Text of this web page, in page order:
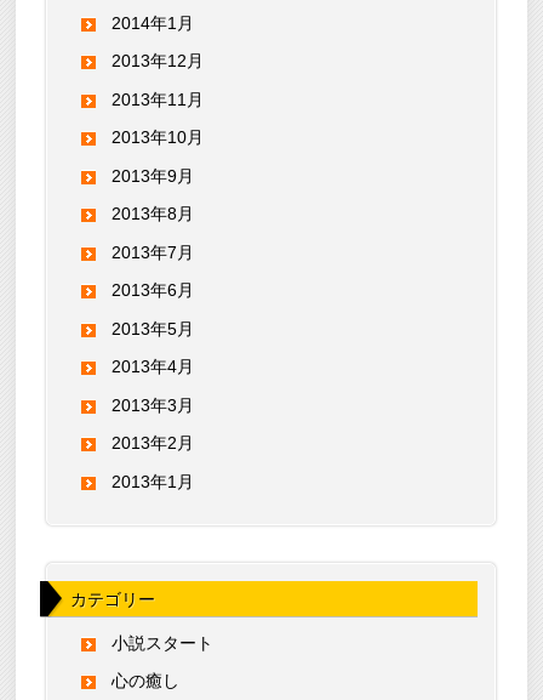
2014年1月
2013年12月
2013年11月
2013年10月
2013年9月
2013年8月
2013年7月
2013年6月
2013年5月
2013年4月
2013年3月
2013年2月
2013年1月
カテゴリー
小説スタート
心の癒し